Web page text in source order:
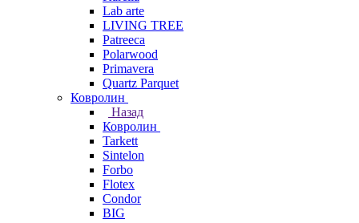
Lab arte
LIVING TREE
Patreeca
Polarwood
Primavera
Quartz Parquet
Ковролин
Назад
Ковролин
Tarkett
Sintelon
Forbo
Flotex
Condor
BIG